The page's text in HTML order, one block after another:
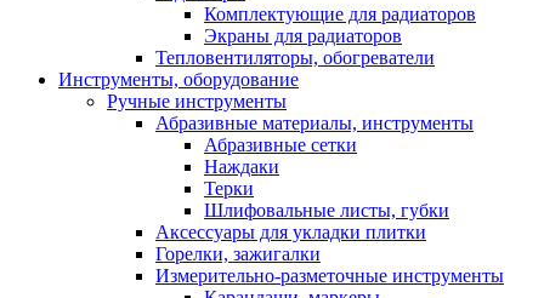
Комплектующие для радиаторов
Экраны для радиаторов
Тепловентиляторы, обогреватели
Инструменты, оборудование
Ручные инструменты
Абразивные материалы, инструменты
Абразивные сетки
Наждаки
Терки
Шлифовальные листы, губки
Аксессуары для укладки плитки
Горелки, зажигалки
Измерительно-разметочные инструменты